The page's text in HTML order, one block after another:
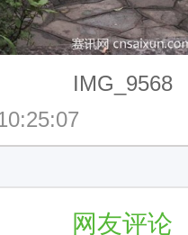
IMG_9568
网友评论